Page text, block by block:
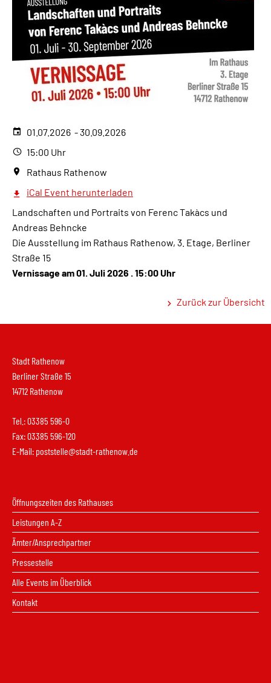
01.07.2026 - 30.09.2026
15:00 Uhr
Rathaus Rathenow
iCal Event herunterladen
Landschaften und Portraits von Ferenc Takàcs und
Andreas Behncke
Die Ausstellung im Rathaus Rathenow, 3. Etage, Berliner
Straße 15
Vernissage am 01. Juli 2026 . 15:00 Uhr
Zurück zur Übersicht
Stadt Rathenow
Berliner Straße 15
14712 Rathenow
Tel.: 03385 596-0
Fax: 03385 596-120
E-Mail: poststelle@stadt-rathenow.de
Öffnungszeiten des Rathauses
Leistungen A-Z
Ämter/Ansprechpartner
Pressestelle
Alle Events im Überblick
Kontakt